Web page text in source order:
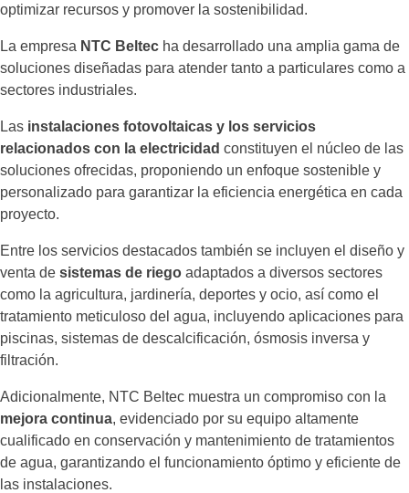
optimizar recursos y promover la sostenibilidad.
La empresa NTC Beltec ha desarrollado una amplia gama de
soluciones diseñadas para atender tanto a particulares como a
sectores industriales.
Las instalaciones fotovoltaicas y los servicios
relacionados con la electricidad constituyen el núcleo de las
soluciones ofrecidas, proponiendo un enfoque sostenible y
personalizado para garantizar la eficiencia energética en cada
proyecto.
Entre los servicios destacados también se incluyen el diseño y
venta de sistemas de riego adaptados a diversos sectores
como la agricultura, jardinería, deportes y ocio, así como el
tratamiento meticuloso del agua, incluyendo aplicaciones para
piscinas, sistemas de descalcificación, ósmosis inversa y
filtración.
Adicionalmente, NTC Beltec muestra un compromiso con la
mejora continua, evidenciado por su equipo altamente
cualificado en conservación y mantenimiento de tratamientos
de agua, garantizando el funcionamiento óptimo y eficiente de
las instalaciones.